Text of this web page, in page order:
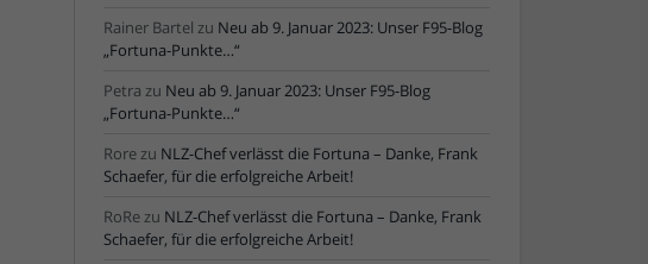
Rainer Bartel zu Neu ab 9. Januar 2023: Unser F95-Blog
„Fortuna-Punkte…“
Petra zu Neu ab 9. Januar 2023: Unser F95-Blog
„Fortuna-Punkte…“
Rorezu NLZ-Chef verlässt die Fortuna – Danke, Frank
Schaefer, für die erfolgreiche Arbeit!
RoRezu NLZ-Chef verlässt die Fortuna – Danke, Frank
Schaefer, für die erfolgreiche Arbeit!